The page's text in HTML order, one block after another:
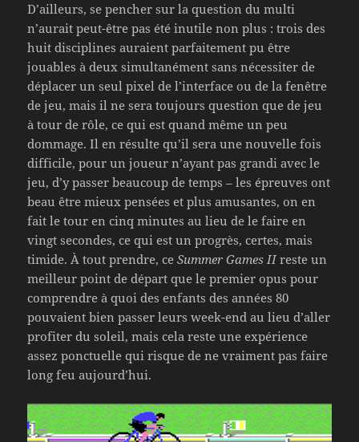
D’ailleurs, se pencher sur la question du multi
n’aurait peut-être pas été inutile non plus : trois des
huit disciplines auraient parfaitement pu être
jouables à deux simultanément sans nécessiter de
déplacer un seul pixel de l’interface ou de la fenêtre
de jeu, mais il ne sera toujours question que de jeu
à tour de rôle, ce qui est quand même un peu
dommage. Il en résulte qu’il sera une nouvelle fois
difficile, pour un joueur n’ayant pas grandi avec le
jeu, d’y passer beaucoup de temps – les épreuves ont
beau être mieux pensées et plus amusantes, on en
fait le tour en cinq minutes au lieu de le faire en
vingt secondes, ce qui est un progrès, certes, mais
timide. À tout prendre, ceSummer Games IIreste un
meilleur point de départ que le premier opus pour
comprendre à quoi des enfants des années 80
pouvaient bien passer leurs week-end au lieu d’aller
profiter du soleil, mais cela reste une expérience
assez ponctuelle qui risque de ne vraiment pas faire
long feu aujourd’hui.